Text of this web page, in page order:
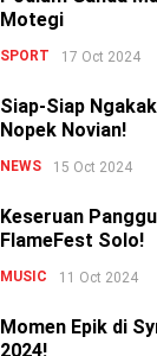
Motegi
SPORT 17 Oct 2024
Siap-Siap
Nopek Novian!
NEWS 15 Oct 2024
Keseruan
FlameFest Solo!
MUSIC 11 Oct 2024
Momen Epik di
2024!